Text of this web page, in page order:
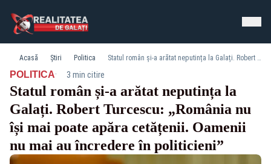
Acasă Știri Politica Statul român și-a arătat neputința la Galați. Robert Turcescu: „România nu își mai poate apăra cetățenii. Oamenii nu mai au încredere în politicieni”
POLITICA· 3 min citire
Statul român și-a arătat neputința la
Galați. Robert Turcescu: „România nu
își mai poate apăra cetățenii. Oamenii
nu mai au încredere în politicieni”